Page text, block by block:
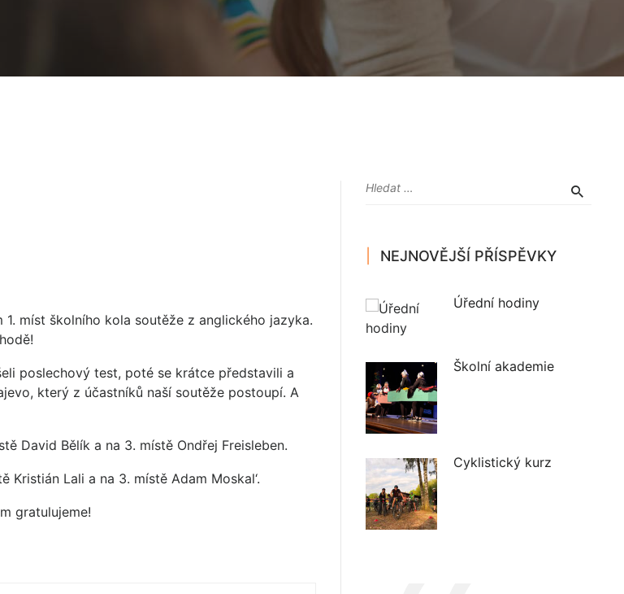
míst školního kola soutěže z anglického jazyka.
poslechový test, poté se krátce představili a
který z účastníků naší soutěže postoupí. A
David Bělík a na 3. místě Ondřej Freisleben.
Kristián Lali a na 3. místě Adam Moskal‘.
gratulujeme!
NEJNOVĚJŠÍ PŘÍSPĚVKY
Úřední hodiny
Školní akademie
Cyklistický kurz